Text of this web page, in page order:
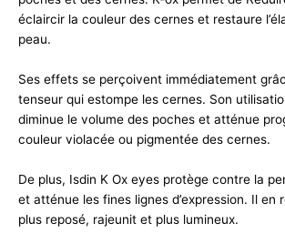
éclaircir la couleur des cernes et restaure
peau.
Ses effets se perçoivent immédiatement
tenseur qui estompe les cernes. Son
diminue le volume des poches et atténue
couleur violacée ou pigmentée des cernes.
De plus, Isdin K Ox eyes protège contre la
et atténue les fines lignes d’expression. Il en
plus reposé, rajeunit et plus lumineux.